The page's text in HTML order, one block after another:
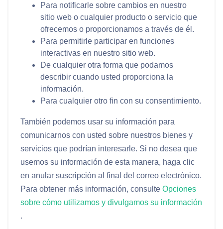
Para notificarle sobre cambios en nuestro
sitio web o cualquier producto o servicio que
ofrecemos o proporcionamos a través de él.
Para permitirle participar en funciones
interactivas en nuestro sitio web.
De cualquier otra forma que podamos
describir cuando usted proporciona la
información.
Para cualquier otro fin con su consentimiento.
También podemos usar su información para
comunicarnos con usted sobre nuestros bienes y
servicios que podrían interesarle. Si no desea que
usemos su información de esta manera, haga clic
en anular suscripción al final del correo electrónico.
Para obtener más información, consulte Opciones
sobre cómo utilizamos y divulgamos su información
.